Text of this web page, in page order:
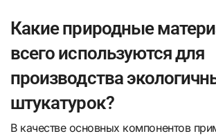
Какие природные
всего используются для
производства
штукатурок?
В качестве основных компонентов